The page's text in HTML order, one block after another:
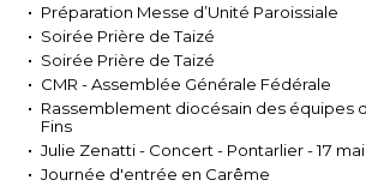
Préparation Messe d’Unité Paroissiale
Soirée Prière de Taizé
Soirée Prière de Taizé
CMR - Assemblée Générale Fédérale
Rassemblement diocésain des équipes
Fins
Julie Zenatti - Concert - Pontarlier - 17 mai
Journée d'entrée en Carême